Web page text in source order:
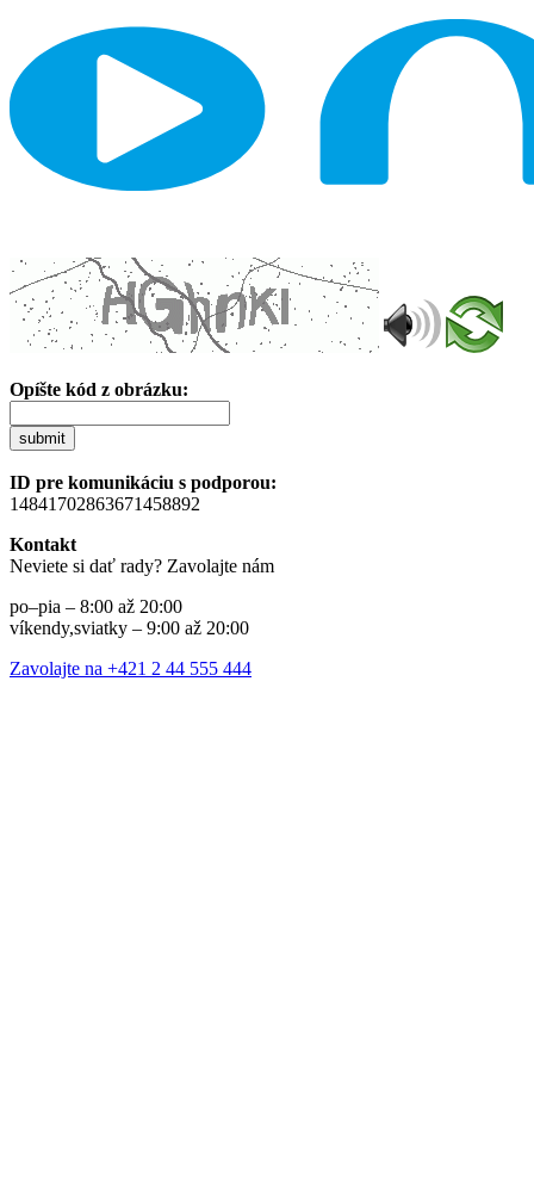
Opíšte kód z obrázku:
submit
ID pre komunikáciu s podporou:
14841702863671458892
Kontakt
Neviete si dať rady? Zavolajte nám
po–pia – 8:00 až 20:00
víkendy,sviatky – 9:00 až 20:00
Zavolajte na +421 2 44 555 444